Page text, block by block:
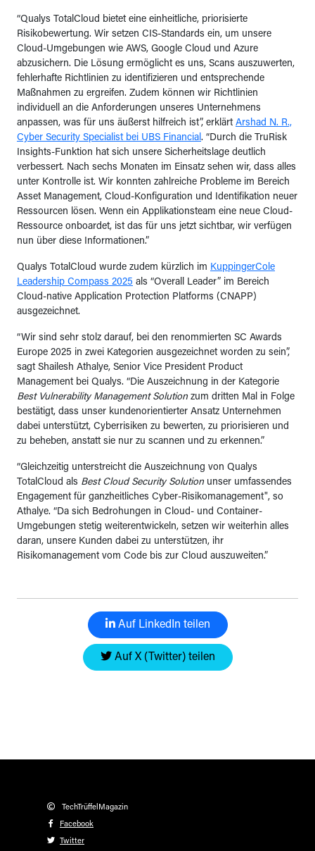
“Qualys TotalCloud bietet eine einheitliche, priorisierte
Risikobewertung. Wir setzen CIS-Standards ein, um unsere
Cloud-Umgebungen wie AWS, Google Cloud und Azure
abzusichern. Die Lösung ermöglicht es uns, Scans auszuwerten,
fehlerhafte Richtlinien zu identifizieren und entsprechende
Maßnahmen zu ergreifen. Zudem können wir Richtlinien
individuell an die Anforderungen unseres Unternehmens
anpassen, was für uns äußerst hilfreich ist”, erklärt Arshad N. R.,
Cyber Security Specialist bei UBS Financial. “Durch die TruRisk
Insights-Funktion hat sich unsere Sicherheitslage deutlich
verbessert. Nach sechs Monaten im Einsatz sehen wir, dass alles
unter Kontrolle ist. Wir konnten zahlreiche Probleme im Bereich
Asset Management, Cloud-Konfiguration und Identifikation neuer
Ressourcen lösen. Wenn ein Applikationsteam eine neue Cloud-
Ressource onboardet, ist das für uns jetzt sichtbar, wir verfügen
nun über diese Informationen.”
Qualys TotalCloud wurde zudem kürzlich im KuppingerCole
Leadership Compass 2025 als “Overall Leader” im Bereich
Cloud-native Application Protection Platforms (CNAPP)
ausgezeichnet.
“Wir sind sehr stolz darauf, bei den renommierten SC Awards
Europe 2025 in zwei Kategorien ausgezeichnet worden zu sein”,
sagt Shailesh Athalye, Senior Vice President Product
Management bei Qualys. “Die Auszeichnung in der Kategorie
Best Vulnerability Management Solutionzum dritten Mal in Folge
bestätigt, dass unser kundenorientierter Ansatz Unternehmen
dabei unterstützt, Cyberrisiken zu bewerten, zu priorisieren und
zu beheben, anstatt sie nur zu scannen und zu erkennen.”
“Gleichzeitig unterstreicht die Auszeichnung von Qualys
TotalCloud als Best Cloud Security Solutionunser umfassendes
Engagement für ganzheitliches Cyber-Risikomanagement", so
Athalye. “Da sich Bedrohungen in Cloud- und Container-
Umgebungen stetig weiterentwickeln, setzen wir weiterhin alles
daran, unsere Kunden dabei zu unterstützen, ihr
Risikomanagement vom Code bis zur Cloud auszuweiten.”
Auf LinkedIn teilen
Auf X (Twitter) teilen
TechTrüffelMagazin
Facebook
Twitter